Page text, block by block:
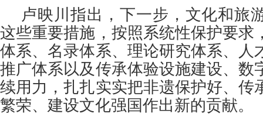
卢映川指出，下一步，文化和旅
这些重要措施，按照系统性保护要求
体系、名录体系、理论研究体系、人
推广体系以及传承体验设施建设、数
续用力，扎扎实实把非遗保护好、传
繁荣、建设文化强国作出新的贡献。